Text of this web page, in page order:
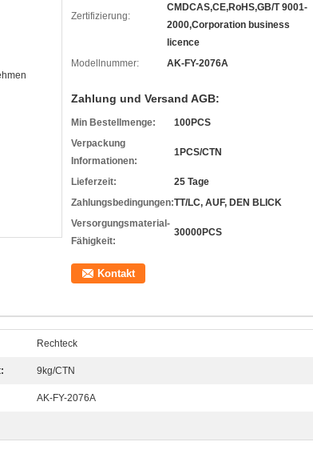
Zertifizierung:
CMDCAS,CE,RoHS,GB/T 9001-
2000,Corporation business
licence
Modellnummer:
AK-FY-2076A
Zahlung und Versand AGB:
Min Bestellmenge:
100PCS
Verpackung
Informationen:
1PCS/CTN
Lieferzeit:
25 Tage
Zahlungsbedingungen:TT/LC, AUF, DEN BLICK
Versorgungsmaterial-
Fähigkeit:
30000PCS
Kontakt
Rechteck
9kg/CTN
AK-FY-2076A